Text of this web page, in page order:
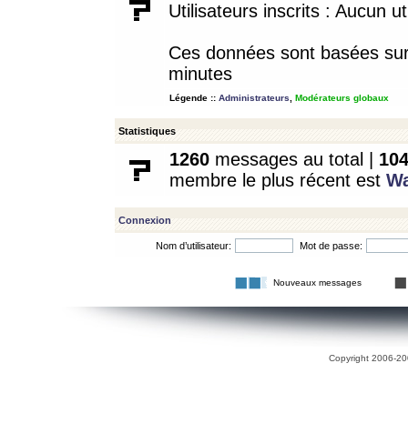
Utilisateurs inscrits : Aucun
Ces données sont basées
minutes
Légende :: Administrateurs Modérateurs globaux
Statistiques
1260 messages au total | 104
membre le plus récent est
Connexion
Nom d’utilisateur: Mot de passe:
Nouveaux messages
Copyright 2006-